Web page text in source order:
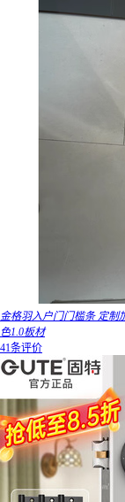
金格羽入户门门槛条 定制
色1.0板材
41条评价